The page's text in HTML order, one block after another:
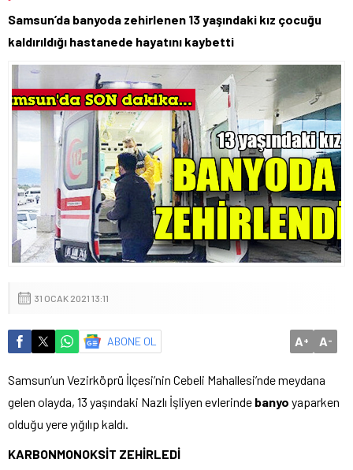
Samsun’da banyoda zehirlenen 13 yaşındaki kız çocuğu
kaldırıldığı hastanede hayatını kaybetti
31 OCAK 2021 13:11
ABONE OL A+ A-
Samsun’un Vezirköprü İlçesi’nin Cebeli Mahallesi’nde meydana
gelen olayda, 13 yaşındaki Nazlı İşliyen evlerinde banyo yaparken
olduğu yere yığılıp kaldı.
KARBONMONOKSİT ZEHİRLEDİ